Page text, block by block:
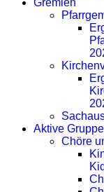
Gremien
Aktive
Chöre